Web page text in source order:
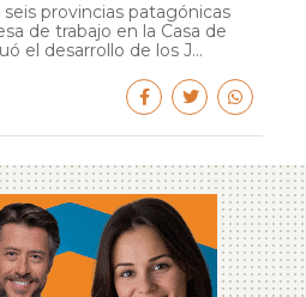
provincias patagónicas
de trabajo en la Casa de
el desarrollo de los J...